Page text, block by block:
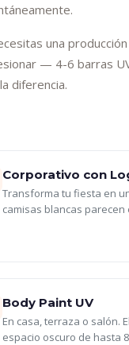
una
— 4-6 barras
diferencia.
Corporativo con
Transforma tu fiesta en
camisas blancas parecen
Body Paint UV
En casa, terraza o salón.
espacio oscuro de hasta